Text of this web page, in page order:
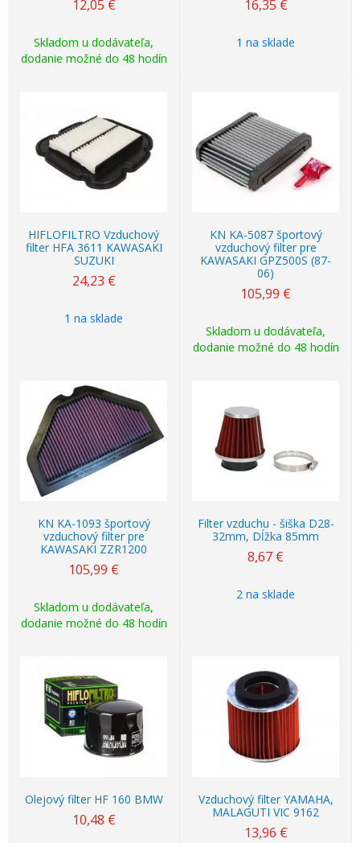
12,05 €
Skladom u dodávateľa,
dodanie možné do 48 hodín
16,35 €
1 na sklade
HIFLOFILTRO Vzduchový
filter HFA 3611 KAWASAKI
SUZUKI
24,23 €
1 na sklade
KN KA-5087 športový
vzduchový filter pre
KAWASAKI GPZ500S (87-
06)
105,99 €
Skladom u dodávateľa,
dodanie možné do 48 hodín
KN KA-1093 športový
vzduchový filter pre
KAWASAKI ZZR1200
105,99 €
Skladom u dodávateľa,
dodanie možné do 48 hodín
Filter vzduchu - šiška D28-
32mm, Dĺžka 85mm
8,67 €
2 na sklade
Olejový filter HF 160 BMW
10,48 €
Vzduchový filter YAMAHA,
MALAGUTI VIC 9162
13,96 €